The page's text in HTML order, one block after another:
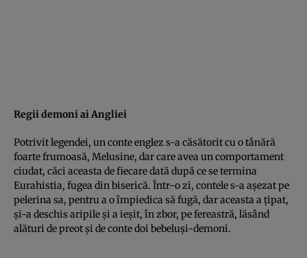
Regii demoni ai Angliei
Potrivit legendei, un conte englez s-a căsătorit cu o tânără
foarte frumoasă, Melusine, dar care avea un comportament
ciudat, căci aceasta de fiecare dată după ce se termina
Eurahistia, fugea din biserică. Într-o zi, contele s-a aşezat pe
pelerina sa, pentru a o împiedica să fugă, dar aceasta a ţipat,
şi-a deschis aripile şi a ieşit, în zbor, pe fereastră, lăsând
alături de preot şi de conte doi bebeluşi-demoni.